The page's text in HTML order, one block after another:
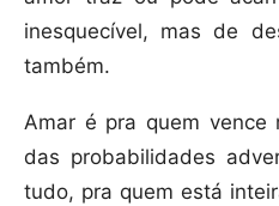
inesquecível, mas de
também.
Amar é pra quem vence
das probabilidades
tudo, pra quem está